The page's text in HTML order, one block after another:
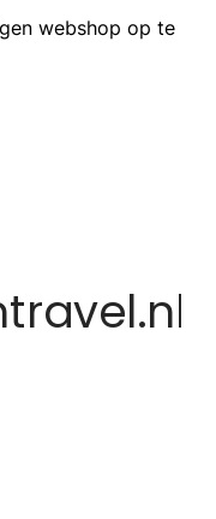
webshop op te